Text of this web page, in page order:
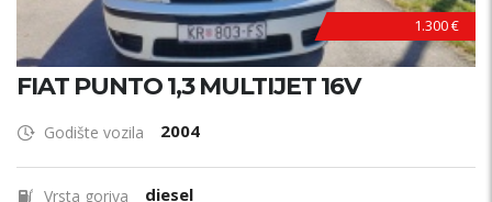
1.300 €
FIAT PUNTO 1,3 MULTIJET 16V
Godište vozila 2004
Vrsta goriva diesel